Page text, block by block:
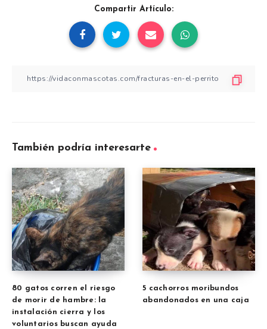
Compartir Artículo:
También podría interesarte
80 gatos corren el riesgo
de morir de hambre: la
instalación cierra y los
voluntarios buscan ayuda
5 cachorros moribundos
abandonados en una caja